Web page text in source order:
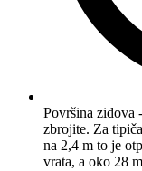
Površina zidova
zbrojite. Za
na 2,4 m to je
vrata, a oko 28